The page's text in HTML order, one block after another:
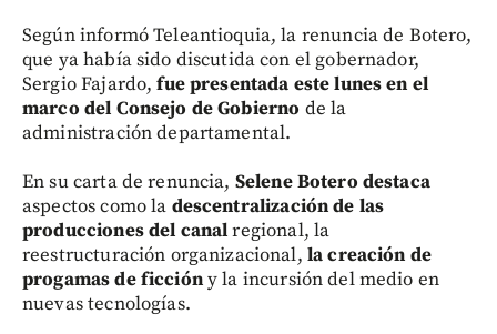
Según informó Teleantioquia, la renuncia de Botero,
que ya había sido discutida con el gobernador,
Sergio Fajardo,fue presentada este lunes en el
marco del Consejo de Gobierno de la
administración departamental.
En su carta de renuncia, Selene Botero destaca
aspectos como la descentralización de las
producciones del canalregional, la
reestructuración organizacional, la creación de
progamas de ficcióny la incursión del medio en
nuevas tecnologías.